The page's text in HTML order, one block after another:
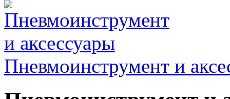
Пневмоинструмент и